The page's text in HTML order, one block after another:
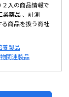
入の商品情報で
業薬品 、計測
商品を扱う商社
養製品
関連製品